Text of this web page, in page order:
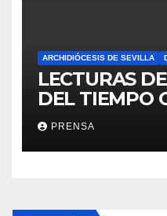
ARCHIDIÓCESIS DE SEVILLA
LECTURAS
DEL TIEMPO
PRENSA